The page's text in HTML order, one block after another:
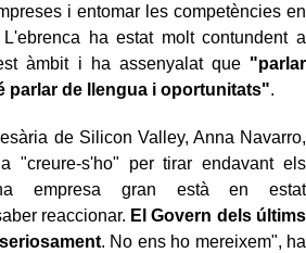
i entomar les competències en
ha estat molt contundent a
àmbit i ha assenyalat que"parlar
parlar de llengua i oportunitats".
de Silicon Valley, Anna Navarro,
"creure-s'ho" per tirar endavant els
empresa gran està en estat
reaccionar. El Govern dels últims
. No ens ho mereixem", ha